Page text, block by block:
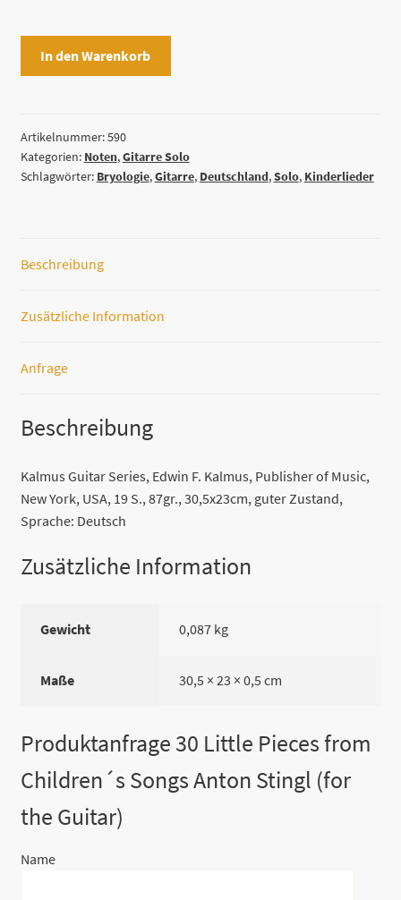
Children
´s
Songs
the
Menge
In den Warenkorb
Artikelnummer:590
Kategorien: Noten,Gitarre Solo
Schlagwörter: Bryologie,Gitarre, Deutschland,Solo, Kinderlieder
Beschreibung
Zusätzliche Information
Anfrage
Beschreibung
Kalmus Guitar Series, Edwin F. Kalmus, Publisher of Music,
New York, USA, 19 S., 87gr., 30,5x23cm, guter Zustand,
Sprache: Deutsch
Zusätzliche Information
Gewicht 0,087 kg
Maße 30,5 × 23 × 0,5 cm
Produktanfrage 30 Little Pieces from
Children´s Songs Anton Stingl (for
the Guitar)
Name